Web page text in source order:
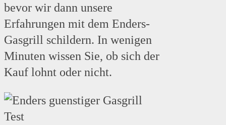
bevor wir dann unsere
Erfahrungen mit dem Enders-
Gasgrill schildern. In wenigen
Minuten wissen Sie, ob sich der
Kauf lohnt oder nicht.